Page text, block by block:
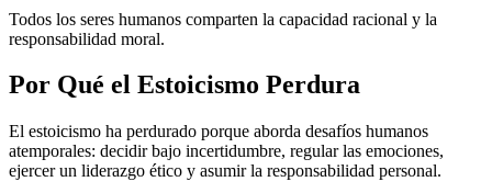
Todos los seres humanos comparten la capacidad racional y la
responsabilidad moral.
Por Qué el Estoicismo Perdura
El estoicismo ha perdurado porque aborda desafíos humanos
atemporales: decidir bajo incertidumbre, regular las emociones,
ejercer un liderazgo ético y asumir la responsabilidad personal.